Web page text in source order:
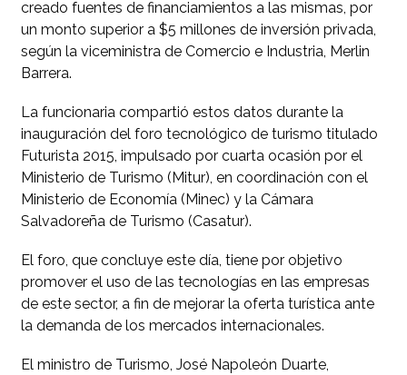
creado fuentes de financiamientos a las mismas, por
un monto superior a $5 millones de inversión privada,
según la viceministra de Comercio e Industria, Merlin
Barrera.
La funcionaria compartió estos datos durante la
inauguración del foro tecnológico de turismo titulado
Futurista 2015, impulsado por cuarta ocasión por el
Ministerio de Turismo (Mitur), en coordinación con el
Ministerio de Economía (Minec) y la Cámara
Salvadoreña de Turismo (Casatur).
El foro, que concluye este día, tiene por objetivo
promover el uso de las tecnologías en las empresas
de este sector, a fin de mejorar la oferta turística ante
la demanda de los mercados internacionales.
El ministro de Turismo, José Napoleón Duarte,